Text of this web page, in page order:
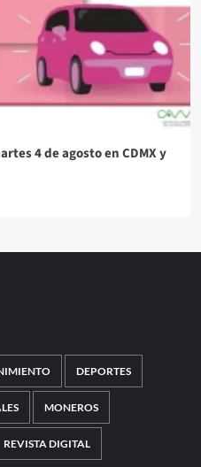
4 de agosto en CDMX y
DEPORTES
MONEROS
REVISTA DIGITAL